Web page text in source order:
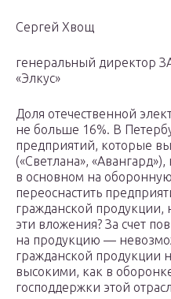
Сергей Хвощ
генеральный директор
«Элкус»
Доля отечественной
не больше 16%. В
предприятий, которые
(«Светлана»,
в основном на
переоснастить
гражданской продукции,
эти вложения? За счет
на продукцию —
гражданской продукции
высокими, как в
господдержки этой